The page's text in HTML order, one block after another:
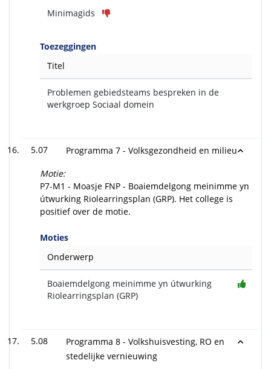
Minimagids
Toezeggingen
Titel
Problemen gebiedsteams bespreken in de
werkgroep Sociaal domein
5.07
Programma 7 - Volksgezondheid en milieu
Motie:
P7-M1 - Moasje FNP - Boaiemdelgong meinimme yn
útwurking Riolearringsplan (GRP). Het college is
positief over de motie.
Moties
Onderwerp
Boaiemdelgong meinimme yn útwurking
Riolearringsplan (GRP)
5.08
Programma 8 - Volkshuisvesting, RO en
stedelijke vernieuwing